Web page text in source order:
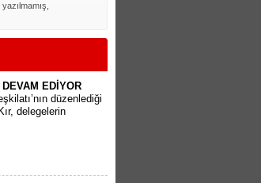
EDİYOR
düzenlediği
delegelerin